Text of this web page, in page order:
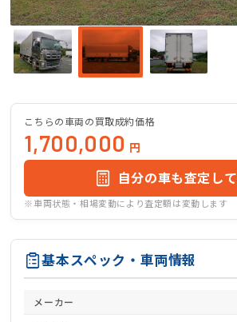
こちらの車両の買取成約価格
1,700,000 円
自分の車も査定し
※車両状態・相場変動により査定額は変動します
基本スペック・車両情報
メーカー